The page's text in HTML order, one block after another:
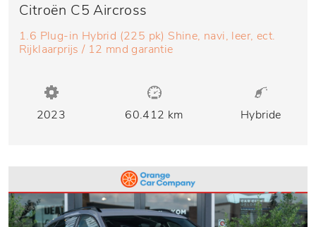
Citroën C5 Aircross
1.6 Plug-in Hybrid (225 pk) Shine, navi, leer, ect.
Rijklaarprijs / 12 mnd garantie
2023 60.412 km Hybride